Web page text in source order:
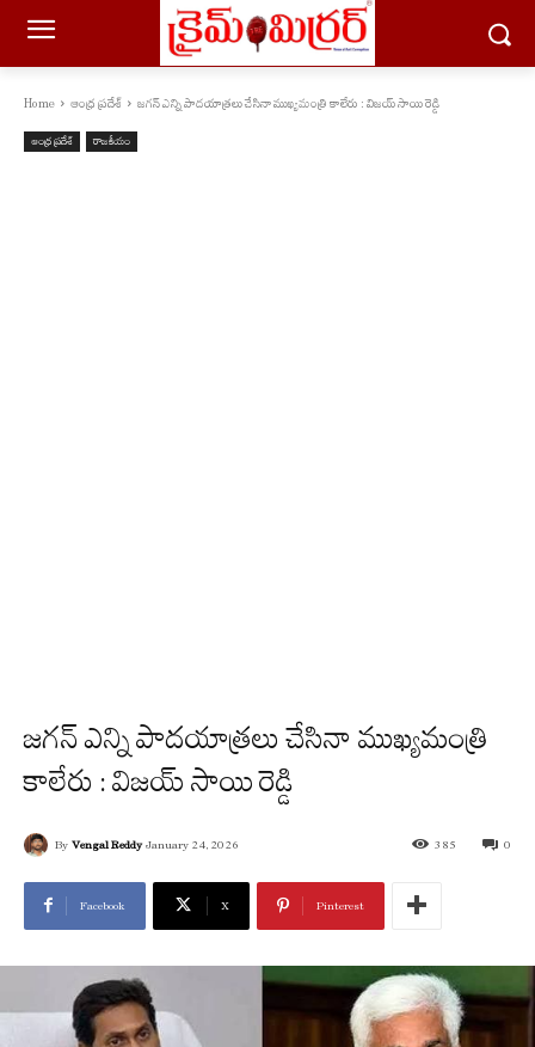
Home ఆంధ్ర ప్రదేశ్ జగన్ ఎన్ని పాదయాత్రలు చేసినా ముఖ్యమంత్రి కాలేరు : విజయ్ సాయి రెడ్డి
ఆంధ్ర ప్రదేశ్ రాజకీయం
జగన్ ఎన్ని పాదయాత్రలు చేసినా ముఖ్యమంత్రి
కాలేరు : విజయ్ సాయి రెడ్డి
By Vengal Reddy January 24, 2026 0
385
Facebook X Pinterest